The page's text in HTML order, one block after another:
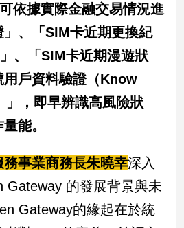
依據實際金融交易情況進
、「SIM卡近期更換紀
、「SIM卡近期漫遊狀
用戶資料驗證（Know
，即早辨識高風險狀
能。
事業商務長朱曉幸深入
Gateway 的發展背景與未
Gateway的緣起在於統